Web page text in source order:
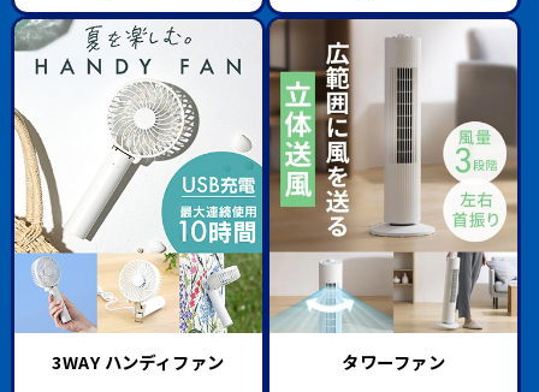
3WAY ハンディファン タワーファン